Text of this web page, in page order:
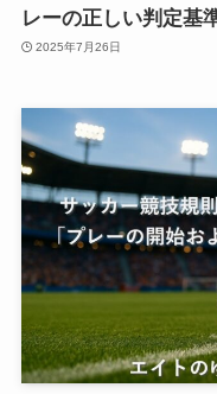
レーの正しい判定基
2025年7月26日